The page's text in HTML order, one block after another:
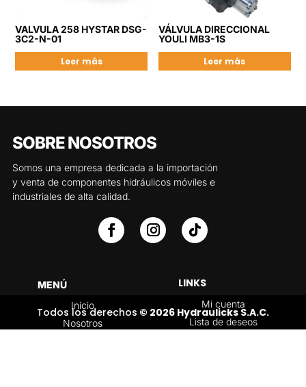
VALVULA 258 HYSTAR DSG-
3C2-N-01
Leer más
VÁLVULA DIRECCIONAL
YOULI MB3-1S
Leer más
SOBRE NOSOTROS
Somos una empresa dedicada a la importación
y venta de componentes hidráulicos móviles e
industriales de alta calidad.
MENÚ
Inicio
Nosotros
LINKS
Mi cuenta
Lista de deseos
Todos los derechos © 2026 Hydraulicks S.A.C.